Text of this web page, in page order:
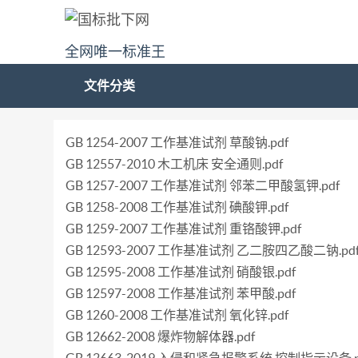
全网唯一标准王
文件分类
GB 1254-2007 工作基准试剂 草酸钠.pdf
GB 12557-2010 木工机床 安全通则.pdf
GB 1257-2007 工作基准试剂 邻苯二甲酸氢钾.pdf
GB 1258-2008 工作基准试剂 碘酸钾.pdf
GB 1259-2007 工作基准试剂 重铬酸钾.pdf
GB 12593-2007 工作基准试剂 乙二胺四乙酸二钠
GB 12595-2008 工作基准试剂 硝酸银.pdf
GB 12597-2008 工作基准试剂 苯甲酸.pdf
GB 1260-2008 工作基准试剂 氧化锌.pdf
GB 12662-2008 爆炸物解体器.pdf